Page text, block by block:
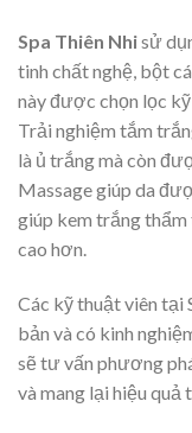
Spa Thiên Nhisử
tinh chất nghệ, bột
này được chọn lọc
Trải nghiệm tắm
là ủ trắng mà còn
Massage giúp da
giúp kem trắng thẩm
cao hơn.
Các kỹ thuật viên tại
bản và có kinh
sẽ tư vấn phương
và mang lại hiệu quả